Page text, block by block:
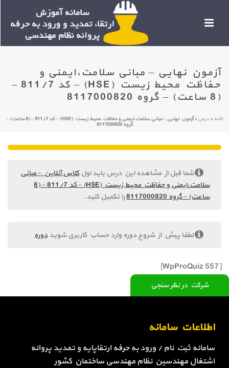
آزمون نهایی – مبانی سلامت،ایمنی و
حفاظت محیط زیست (HSE) – کد 811/7 –
(8 ساعت) – گروه 8117000820
خانه » درس » آزمون نهایی – مبانی سلامت،ایمنی و حفاظت محیط زیست (HSE) – کد 811/7 – (8 ساعت) –
گروه 8117000820
شرکت در نظر سنجی
شما قبل از مشاهده این درس باید اولکلاس آنلاین – مبانی
سلامت،ایمنی و حفاظت محیط زیست (HSE) – کد 811/7 – (8
ساعت) – گروه 8117000820
را تکمیل کنید.
لطفا پیش از شروع دوره وارد حساب کاربری شویددوره
[WpProQuiz 557]
اطلاعات سامانه
سامانه ثبت نام / ورود به حرفه ارتقاپایه و تمدید پروانه
اشتغال مهندسین نظام مهندسی ساختمان کشور